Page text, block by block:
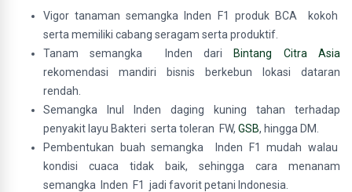
Vigor tanaman semangka Inden F1 produk BCA kokoh
serta memiliki cabang seragam serta produktif.
Tanam semangka Inden dari Bintang Citra Asia
rekomendasi mandiri bisnis berkebun lokasi dataran
rendah.
Semangka Inul Inden daging kuning tahan terhadap
penyakit layu Bakteri serta toleran FW, GSB, hingga DM.
Pembentukan buah semangka Inden F1 mudah walau
kondisi cuaca tidak baik, sehingga cara menanam
semangka Inden F1 jadi favorit petani Indonesia.